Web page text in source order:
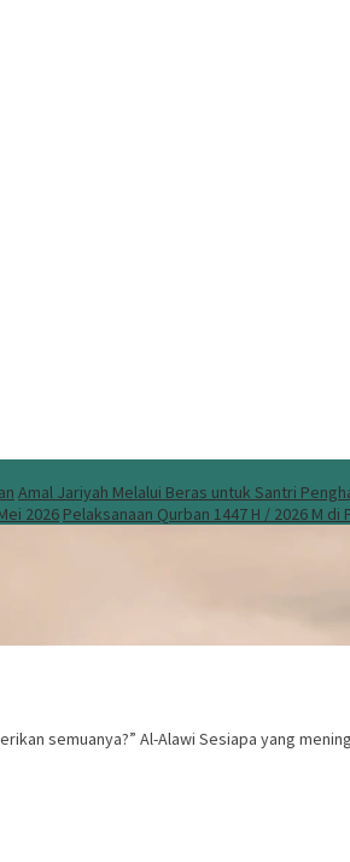
Amal Jariyah Melalui Beras untuk Santri
2026 Pelaksanaan Qurban 1447 H / 2026 M
semuanya?” Al-Alawi Sesiapa yang